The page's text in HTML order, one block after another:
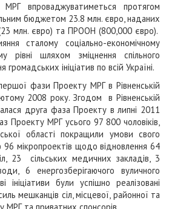
впроваджуватиметься протягом
бюджетом 23.8 млн. євро, наданих
млн. євро) та ПРООН (800,000 євро).
сталому соціально-економічному
рівні шляхом зміцнення спільного
громадських ініціатив по всій Україні.
фази Проекту МРГ в Рівненській
2008 року. Згодом в Рівненській
друга фаза Проекту в липні 2011
Проекту МРГ усього 97 800 чоловіків,
області покращили умови свого
96 мікропроектів щодо відновлення 64
23 сільських медичних закладів, 3
6 енергозберігаючого вуличного
ініціативи були успішно реалізовані
мешканців сіл, місцевої, районної та